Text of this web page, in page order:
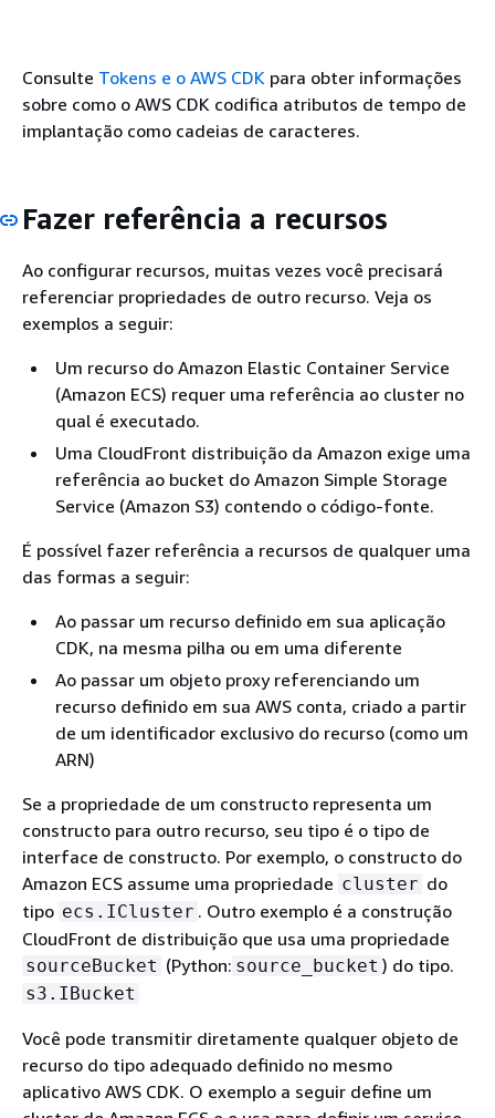
Consulte Tokens e o AWS CDK para obter informações
sobre como o AWS CDK codifica atributos de tempo de
implantação como cadeias de caracteres.
Fazer referência a recursos
Ao configurar recursos, muitas vezes você precisará
referenciar propriedades de outro recurso. Veja os
exemplos a seguir:
Um recurso do Amazon Elastic Container Service
(Amazon ECS) requer uma referência ao cluster no
qual é executado.
Uma CloudFront distribuição da Amazon exige uma
referência ao bucket do Amazon Simple Storage
Service (Amazon S3) contendo o código-fonte.
É possível fazer referência a recursos de qualquer uma
das formas a seguir:
Ao passar um recurso definido em sua aplicação
CDK, na mesma pilha ou em uma diferente
Ao passar um objeto proxy referenciando um
recurso definido em sua AWS conta, criado a partir
de um identificador exclusivo do recurso (como um
ARN)
Se a propriedade de um constructo representa um
constructo para outro recurso, seu tipo é o tipo de
interface de constructo. Por exemplo, o constructo do
Amazon ECS assume uma propriedade cluster do
tipo ecs.ICluster . Outro exemplo é a construção
CloudFront de distribuição que usa uma propriedade
sourceBucket (Python: source_bucket ) do tipo.
s3.IBucket
Você pode transmitir diretamente qualquer objeto de
recurso do tipo adequado definido no mesmo
aplicativo AWS CDK. O exemplo a seguir define um